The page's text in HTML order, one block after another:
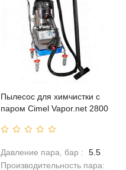
Пылесос для химчистки с
паром Cimel Vapor.net 2800
Давление пара, бар :
5.5
Производительность пара: